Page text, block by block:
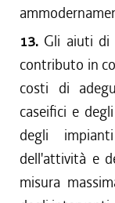
13. Gli aiuti di
contributo in
costi di
caseifici e
degli
dell'attività e
misura